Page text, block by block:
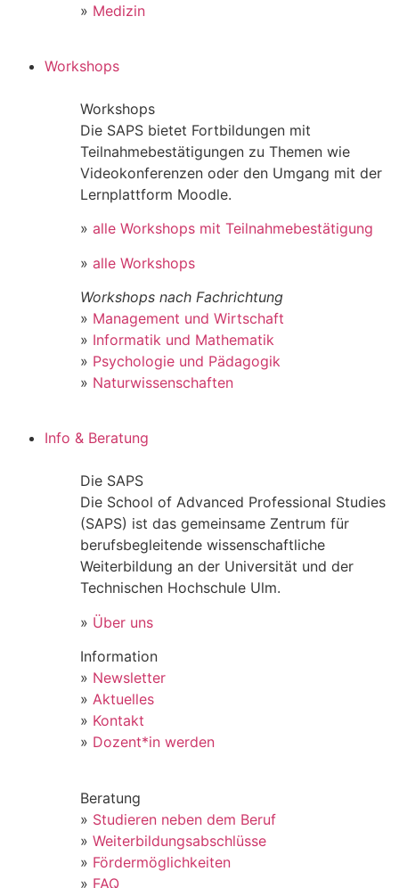
» Medizin
Workshops
Workshops
Die SAPS bietet Fortbildungen mit
Teilnahmebestätigungen zu Themen wie
Videokonferenzen oder den Umgang mit der
Lernplattform Moodle.
» alle Workshops mit Teilnahmebestätigung
» alle Workshops
Workshops nach Fachrichtung
» Management und Wirtschaft
» Informatik und Mathematik
» Psychologie und Pädagogik
» Naturwissenschaften
Info & Beratung
Die SAPS
Die School of Advanced Professional Studies
(SAPS) ist das gemeinsame Zentrum für
berufsbegleitende wissenschaftliche
Weiterbildung an der Universität und der
Technischen Hochschule Ulm.
» Über uns
Information
» Newsletter
» Aktuelles
» Kontakt
» Dozent*in werden
Beratung
» Studieren neben dem Beruf
» Weiterbildungsabschlüsse
» Fördermöglichkeiten
» FAQ